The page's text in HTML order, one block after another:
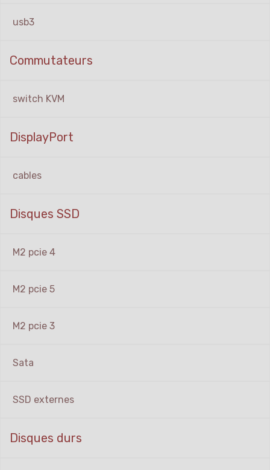
usb3
Commutateurs
switch KVM
DisplayPort
cables
Disques SSD
M2 pcie 4
M2 pcie 5
M2 pcie 3
Sata
SSD externes
Disques durs